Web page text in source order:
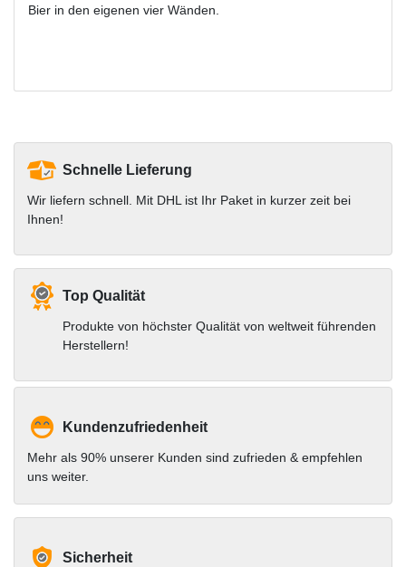
Bier in den eigenen vier Wänden.
Schnelle Lieferung
Wir liefern schnell. Mit DHL ist Ihr Paket in kurzer zeit bei
Ihnen!
Top Qualität
Produkte von höchster Qualität von weltweit führenden
Herstellern!
Kundenzufriedenheit
Mehr als 90% unserer Kunden sind zufrieden & empfehlen
uns weiter.
Sicherheit